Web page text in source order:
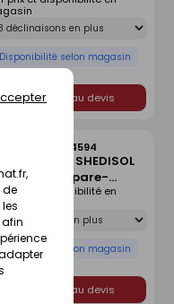
de
W.
Disponibilité selon magasin
Ajouter au devis
de verre SHEDISOL
revêtue pare-
kraft - 1,50x1m
- R=1,40m².K/W.
29074594
Disponibilité selon magasin
prix et disponibilité en
Ajouter au devis
Enregistrer